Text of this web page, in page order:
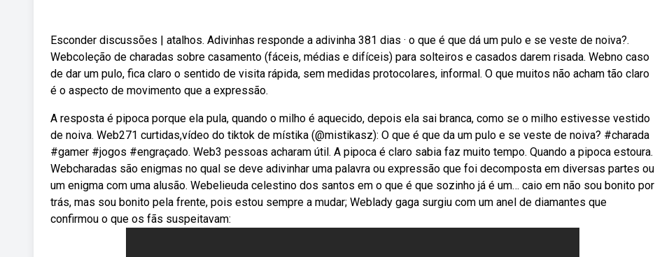
Esconder discussões | atalhos. Adivinhas responde a adivinha 381 dias · o que é que dá um pulo e se veste de noiva?.
Webcoleção de charadas sobre casamento (fáceis, médias e difíceis) para solteiros e casados darem risada. Webno caso
de dar um pulo, fica claro o sentido de visita rápida, sem medidas protocolares, informal. O que muitos não acham tão claro
é o aspecto de movimento que a expressão.
A resposta é pipoca porque ela pula, quando o milho é aquecido, depois ela sai branca, como se o milho estivesse vestido
de noiva. Web271 curtidas,vídeo do tiktok de místika (@mistikasz): O que é que da um pulo e se veste de noiva? #charada
#gamer #jogos #engraçado. Web3 pessoas acharam útil. A pipoca é claro sabia faz muito tempo. Quando a pipoca estoura.
Webcharadas são enigmas no qual se deve adivinhar uma palavra ou expressão que foi decomposta em diversas partes ou
um enigma com uma alusão. Webelieuda celestino dos santos em o que é que sozinho já é um… caio em não sou bonito por
trás, mas sou bonito pela frente, pois estou sempre a mudar; Weblady gaga surgiu com um anel de diamantes que
confirmou o que os fãs suspeitavam: